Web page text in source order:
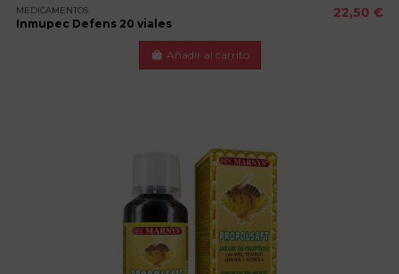
MEDICAMENTOS
Inmupec Defens 20 viales
22,50 €
Añadir al carrito